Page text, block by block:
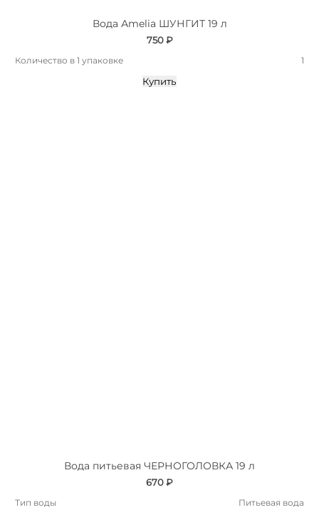
Вода Аmelia ШУНГИТ 19 л
750 ₽
Количество в 1 упаковке 1
Купить
Вода питьевая ЧЕРНОГОЛОВКА 19 л
670 ₽
Тип воды
Питьевая вода